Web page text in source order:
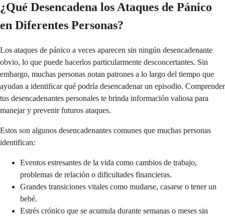
¿Qué Desencadena los Ataques de Pánico
en Diferentes Personas?
Los ataques de pánico a veces aparecen sin ningún desencadenante
obvio, lo que puede hacerlos particularmente desconcertantes. Sin
embargo, muchas personas notan patrones a lo largo del tiempo que
ayudan a identificar qué podría desencadenar un episodio. Comprender
tus desencadenantes personales te brinda información valiosa para
manejar y prevenir futuros ataques.
Estos son algunos desencadenantes comunes que muchas personas
identifican:
Eventos estresantes de la vida como cambios de trabajo,
problemas de relación o dificultades financieras.
Grandes transiciones vitales como mudarse, casarse o tener un
bebé.
Estrés crónico que se acumula durante semanas o meses sin